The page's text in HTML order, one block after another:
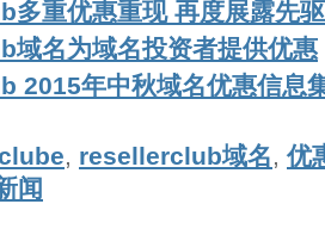
多重优惠重现 再度展露先
域名为域名投资者提供优惠
2015年中秋域名优惠信息
, resellerclub域名, 优
闻